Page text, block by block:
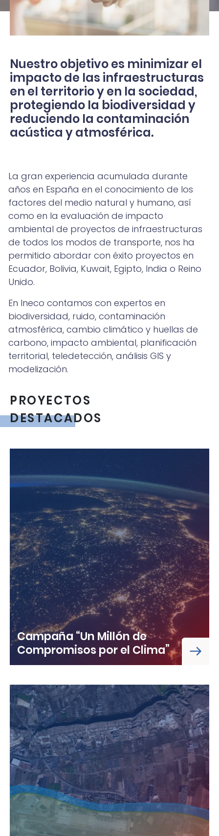
Nuestro objetivo es minimizar el
impacto de las infraestructuras
en el territorio y en la sociedad,
protegiendo la biodiversidad y
reduciendo la contaminación
acústica y atmosférica.
La gran experiencia acumulada durante
años en España en el conocimiento de los
factores del medio natural y humano, así
como en la evaluación de impacto
ambiental de proyectos de infraestructuras
de todos los modos de transporte, nos ha
permitido abordar con éxito proyectos en
Ecuador, Bolivia, Kuwait, Egipto, India o Reino
Unido.
En Ineco contamos con expertos en
biodiversidad, ruido, contaminación
atmosférica, cambio climático y huellas de
carbono, impacto ambiental, planificación
territorial, teledetección, análisis GIS y
modelización.
PROYECTOS
DESTACADOS
Campaña “Un Millón de
Compromisos por el Clima”